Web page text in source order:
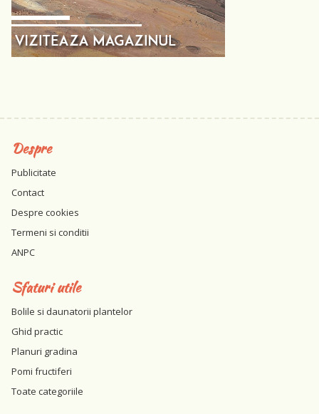
Despre
Publicitate
Contact
Despre cookies
Termeni si conditii
ANPC
Sfaturi utile
Bolile si daunatorii plantelor
Ghid practic
Planuri gradina
Pomi fructiferi
Toate categoriile